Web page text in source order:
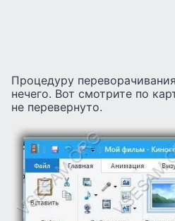
Процедуру
нечего. Вот смотрите по
не перевернуто.